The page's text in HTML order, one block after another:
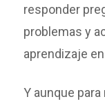
responder
problemas y
aprendizaje
Y aunque